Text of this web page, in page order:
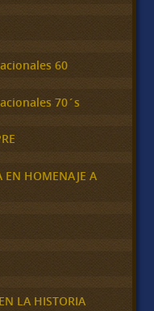
60
70´s
EN HOMENAJE A
LA HISTORIA